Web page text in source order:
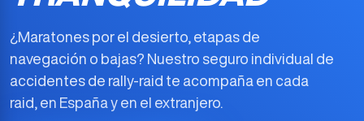
¿Maratones por el desierto, etapas de
navegación o bajas? Nuestro seguro individual de
accidentes de rally-raid te acompaña en cada
raid, en España y en el extranjero.